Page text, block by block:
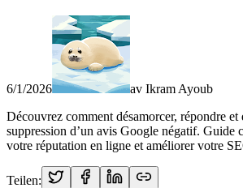
6/1/2026 av Ikram Ayoub
Découvrez comment désamorcer, répondre et
suppression d’un avis Google négatif. Guide
votre réputation en ligne et améliorer votre
Teilen: